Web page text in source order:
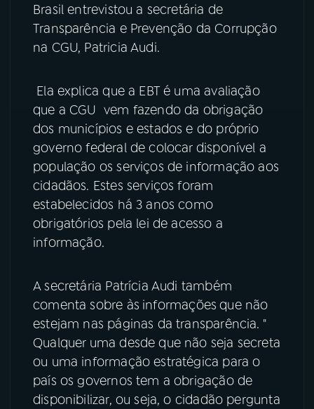
Facebook
Instagram
TikTok
Brasil entrevistou a secretária de
Transparência e Prevenção da Corrupção
na CGU, Patricia Audi.
Ela explica que a EBT é uma avaliação
que a CGU vem fazendo da obrigação
dos municípios e estados e do próprio
governo federal de colocar disponível a
população os serviços de informação aos
cidadãos. Estes serviços foram
estabelecidos há 3 anos como
obrigatórios pela lei de acesso a
informação.
A secretária Patrícia Audi também
comenta sobre às informações que não
estejam nas páginas da transparência. "
Qualquer uma desde que não seja secreta
ou uma informação estratégica para o
país os governos tem a obrigação de
disponibilizar, ou seja, o cidadão pergunta